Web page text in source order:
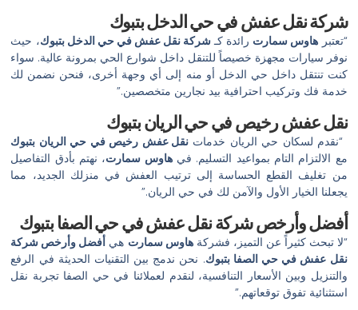
شركة نقل عفش في حي الدخل بتبوك
“تعتبر هاوس سمارت رائدة كـشركة نقل عفش في حي الدخل بتبوك، حيث
نوفر سيارات مجهزة خصيصاً للتنقل داخل شوارع الحي بمرونة عالية. سواء
كنت تنتقل داخل حي الدخل أو منه إلى أي وجهة أخرى، فنحن نضمن لك
خدمة فك وتركيب احترافية بيد نجارين متخصصين.”
نقل عفش رخيص في حي الريان بتبوك
“نقدم لسكان حي الريان خدماتنقل عفش رخيص في حي الريان بتبوك
مع الالتزام التام بمواعيد التسليم. فيهاوس سمارت، نهتم بأدق التفاصيل
من تغليف القطع الحساسة إلى ترتيب العفش في منزلك الجديد، مما
يجعلنا الخيار الأول والآمن لك في حي الريان.”
أفضل وأرخص شركة نقل عفش في حي الصفا بتبوك
“لا تبحث كثيراً عن التميز، فشركةهاوس سمارت هي أفضل وأرخص شركة
نقل عفش في حي الصفا بتبوك. نحن ندمج بين التقنيات الحديثة في الرفع
والتنزيل وبين الأسعار التنافسية، لنقدم لعملائنا في حي الصفا تجربة نقل
استثنائية تفوق توقعاتهم.”